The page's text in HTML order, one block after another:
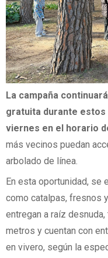
La campaña
gratuita durante
viernes en el horario
más vecinos puedan
arbolado de línea.
En esta oportunidad, se
como catalpas, fresnos
entregan a raíz
metros y cuentan con
en vivero, según la